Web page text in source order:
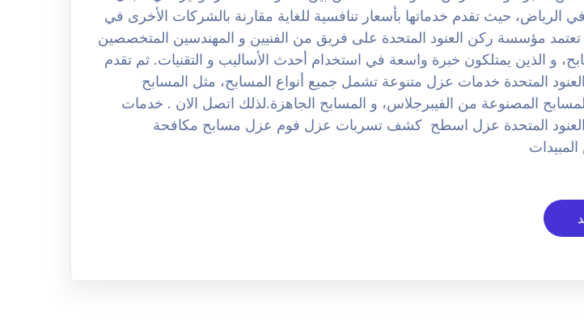
الرياض، حيث تقدم خدماتها بأسعار تنافسية للغاية مقارنة بالشركات الأخرى في
مؤسسة ركن العنود المتحدة على فريق من الفنيين و المهندسين المتخصصين
و الذين يمتلكون خبرة واسعة في استخدام أحدث الأساليب و التقنيات. ثم تقدم
المتحدة خدمات عزل متنوعة تشمل جميع أنواع المسابح، مثل المسابح
المصنوعة من الفيبرجلاس، و المسابح الجاهزة.لذلك اتصل الان . خدمات
المتحدة عزل اسطح كشف تسربات عزل فوم عزل مسابح مكافحة